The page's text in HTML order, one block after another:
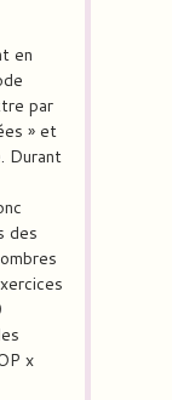
en
par
» et
Durant
des
x